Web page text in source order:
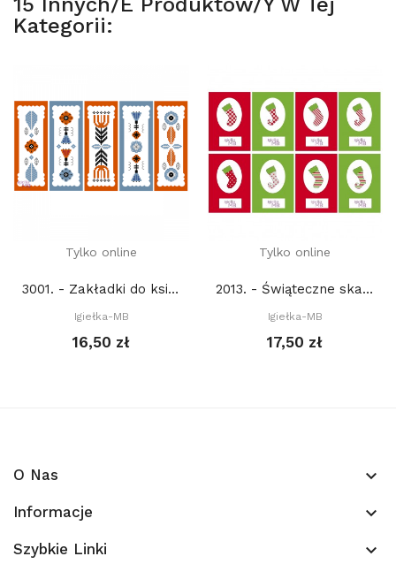
Kategorii:
Tylko online
3001. - Zakładki do książek w stylu...
Igiełka-MB
16,50 zł
Tylko online
2013. - Świąteczne skarpety (PDF)
Igiełka-MB
17,50 zł
O Nas keyboard_arrow_down
Informacje keyboard_arrow_down
Szybkie Linki keyboard_arrow_down